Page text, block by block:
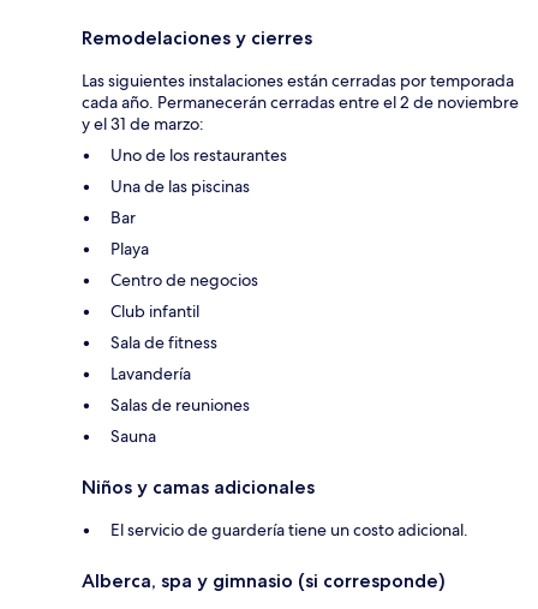
Remodelaciones y cierres
Las siguientes instalaciones están cerradas por temporada
cada año. Permanecerán cerradas entre el 2 de noviembre
y el 31 de marzo:
Uno de los restaurantes
Una de las piscinas
Bar
Playa
Centro de negocios
Club infantil
Sala de fitness
Lavandería
Salas de reuniones
Sauna
Niños y camas adicionales
El servicio de guardería tiene un costo adicional.
Alberca, spa y gimnasio (si corresponde)